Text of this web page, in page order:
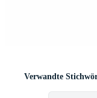
Verwandte